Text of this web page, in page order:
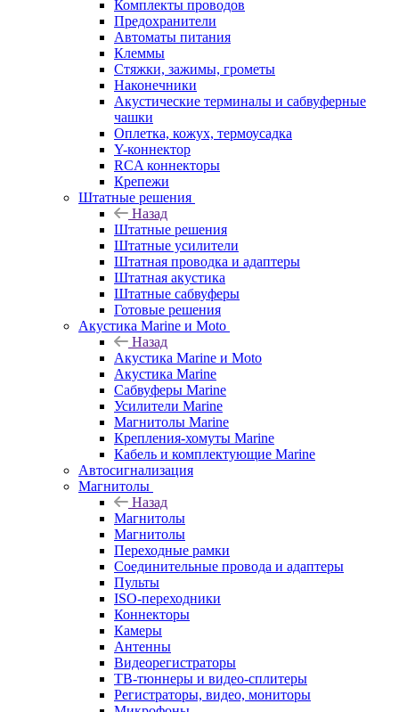
Комплекты проводов
Предохранители
Автоматы питания
Клеммы
Стяжки, зажимы, грометы
Наконечники
Акустические терминалы и сабвуферные
чашки
Оплетка, кожух, термоусадка
Y-коннектор
RCA коннекторы
Крепежи
Штатные решения
Назад
Штатные решения
Штатные усилители
Штатная проводка и адаптеры
Штатная акустика
Штатные сабвуферы
Готовые решения
Акустика Marine и Moto
Назад
Акустика Marine и Moto
Акустика Marine
Сабвуферы Marine
Усилители Marine
Магнитолы Marine
Крепления-хомуты Marine
Кабель и комплектующие Marine
Автосигнализация
Магнитолы
Назад
Магнитолы
Магнитолы
Переходные рамки
Соединительные провода и адаптеры
Пульты
ISO-переходники
Коннекторы
Камеры
Антенны
Видеорегистраторы
ТВ-тюннеры и видео-сплитеры
Регистраторы, видео, мониторы